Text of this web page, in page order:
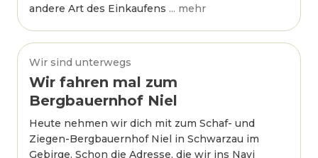
andere Art des Einkaufens ... mehr
Wir sind unterwegs
Wir fahren mal zum
Bergbauernhof Niel
Heute nehmen wir dich mit zum Schaf- und
Ziegen-Bergbauernhof Niel in Schwarzau im
Gebirge. Schon die Adresse, die wir ins Navi